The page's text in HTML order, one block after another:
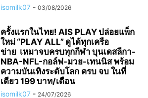
isomilk07 - 03/08/2026
ครั้งแรกในไทย! AIS PLAY ปล่อยแพ็ก
ใหม่ “PLAY ALL” ดูได้ทุกเครือ
ข่าย เหมาจบครบทุกกีฬา บุนเดสลีกา-
NBA-NFL-กอล์ฟ-มวย-เทนนิส พร้อม
ความบันเทิงระดับโลก ครบ จบ ในที่
เดียว 199 บาท/เดือน
isomilk07 - 24/07/2026